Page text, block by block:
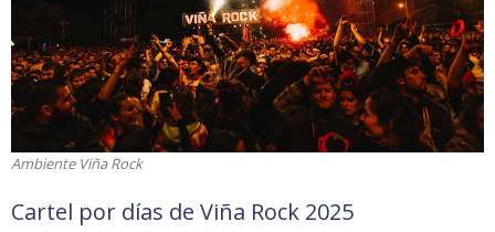
Ambiente Viña Rock
Cartel por días de Viña Rock 2025